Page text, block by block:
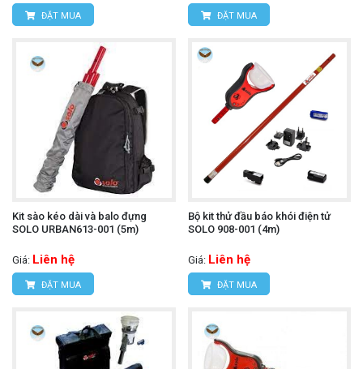
ĐẶT MUA ĐẶT MUA
Kit sào kéo dài và balo đựng
SOLO URBAN613-001 (5m)
Giá: Liên hệ
ĐẶT MUA
Bộ kit thử đầu báo khói điện tử
SOLO 908-001 (4m)
Giá: Liên hệ
ĐẶT MUA